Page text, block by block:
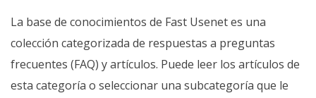
La base de conocimientos de Fast Usenet es una
colección categorizada de respuestas a preguntas
frecuentes (FAQ) y artículos. Puede leer los artículos de
esta categoría o seleccionar una subcategoría que le